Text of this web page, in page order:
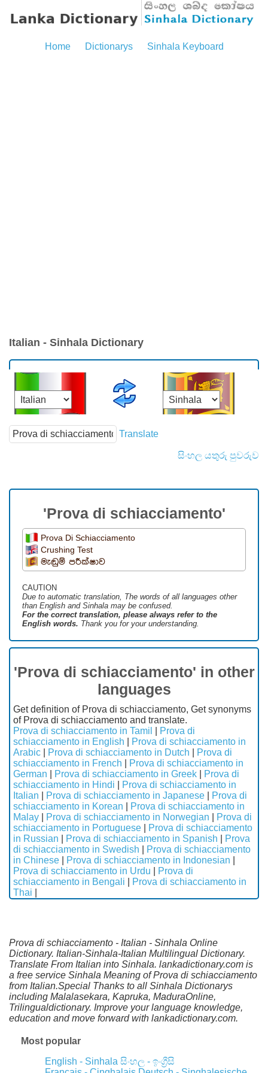
Home Dictionarys Sinhala Keyboard
Italian - Sinhala Dictionary
Translate
සිංහල යතුරු පුවරුව
'Prova di schiacciamento'
Prova Di Schiacciamento
Crushing Test
මැඬුම් පරීක්ෂාව
CAUTION
Due to automatic translation, The words of all languages ​​other
than English and Sinhala may be confused.
For the correct translation, please always refer to the
English words. Thank you for your understanding.
'Prova di schiacciamento' in other
languages
Get definition of Prova di schiacciamento, Get synonyms
of Prova di schiacciamento and translate.
Prova di schiacciamento in Tamil
Prova di
schiacciamento in English
Prova di schiacciamento in
Arabic
Prova di schiacciamento in Dutch
Prova di
schiacciamento in French
Prova di schiacciamento in
German
Prova di schiacciamento in Greek
Prova di
schiacciamento in Hindi
Prova di schiacciamento in
Italian
Prova di schiacciamento in Japanese
Prova di
schiacciamento in Korean
Prova di schiacciamento in
Malay
Prova di schiacciamento in Norwegian
Prova di
schiacciamento in Portuguese
Prova di schiacciamento
in Russian
Prova di schiacciamento in Spanish
Prova
di schiacciamento in Swedish
Prova di schiacciamento
in Chinese
Prova di schiacciamento in Indonesian
Prova di schiacciamento in Urdu
Prova di
schiacciamento in Bengali
Prova di schiacciamento in
Thai
Prova di schiacciamento - Italian - Sinhala Online
Dictionary. Italian-Sinhala-Italian Multilingual Dictionary.
Translate From Italian into Sinhala. lankadictionary.com is
a free service Sinhala Meaning of Prova di schiacciamento
from Italian.Special Thanks to all Sinhala Dictionarys
including Malalasekara, Kapruka, MaduraOnline,
Trilingualdictionary. Improve your language knowledge,
education and move forward with lankadictionary.com.
Most popular
English - Sinhala සිංහල - ඉංග්‍රීසි